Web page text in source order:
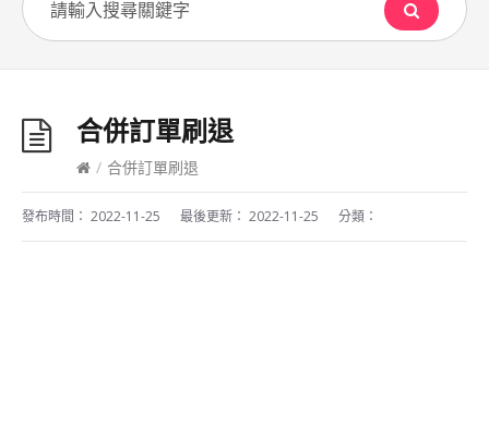
合併訂單刷退
/ 合併訂單刷退
發布時間： 2022-11-25 最後更新： 2022-11-25 分類：